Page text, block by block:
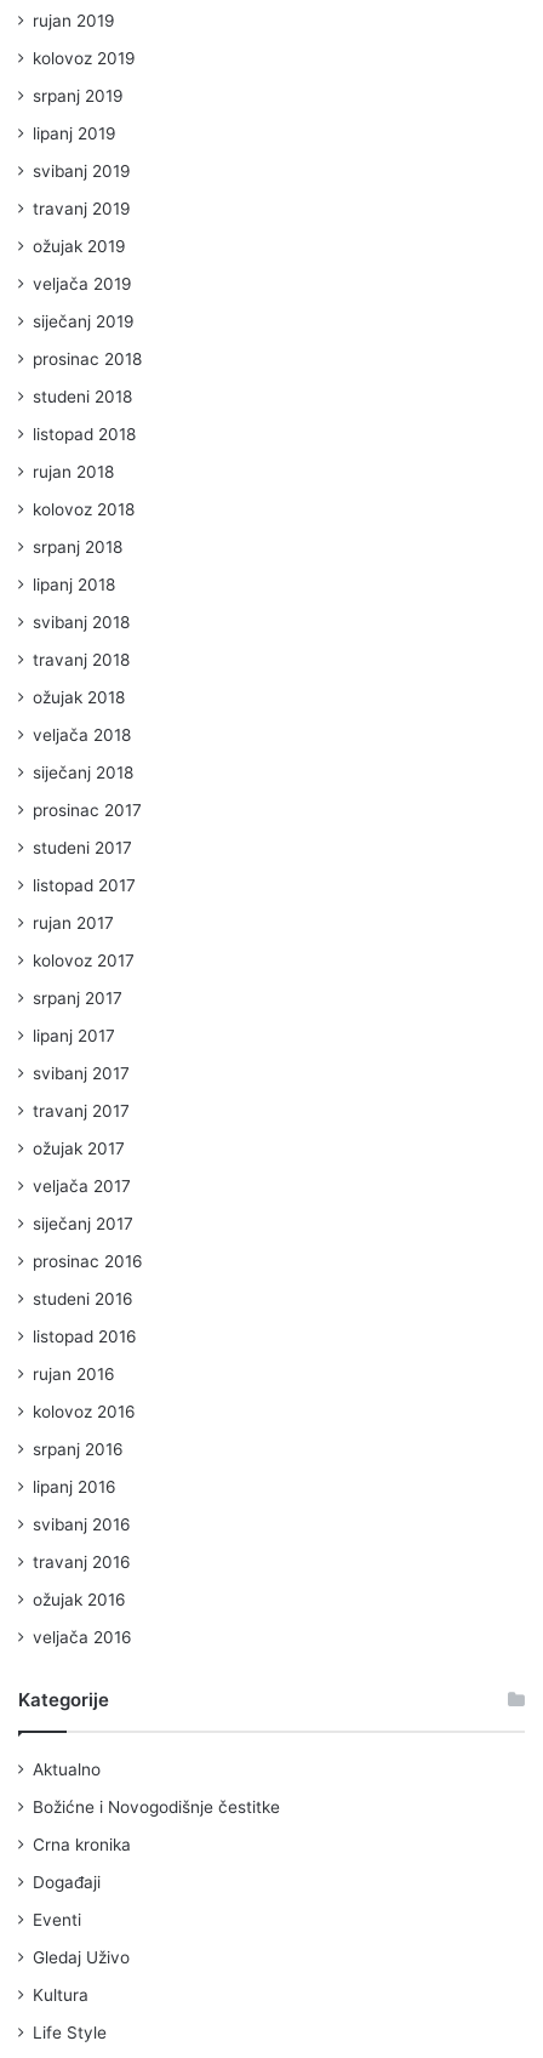
rujan 2019
kolovoz 2019
srpanj 2019
lipanj 2019
svibanj 2019
travanj 2019
ožujak 2019
veljača 2019
siječanj 2019
prosinac 2018
studeni 2018
listopad 2018
rujan 2018
kolovoz 2018
srpanj 2018
lipanj 2018
svibanj 2018
travanj 2018
ožujak 2018
veljača 2018
siječanj 2018
prosinac 2017
studeni 2017
listopad 2017
rujan 2017
kolovoz 2017
srpanj 2017
lipanj 2017
svibanj 2017
travanj 2017
ožujak 2017
veljača 2017
siječanj 2017
prosinac 2016
studeni 2016
listopad 2016
rujan 2016
kolovoz 2016
srpanj 2016
lipanj 2016
svibanj 2016
travanj 2016
ožujak 2016
veljača 2016
Kategorije
Aktualno
Božićne i Novogodišnje čestitke
Crna kronika
Događaji
Eventi
Gledaj Uživo
Kultura
Life Style